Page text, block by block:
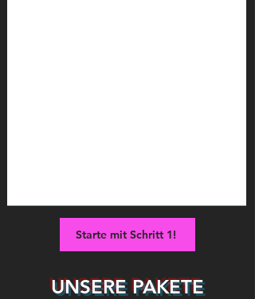
Starte mit Schritt 1!
UNSERE PAKETE